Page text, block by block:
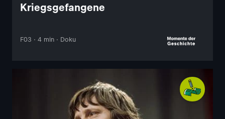
Kriegsgefangene
F03 · 4 min · Doku